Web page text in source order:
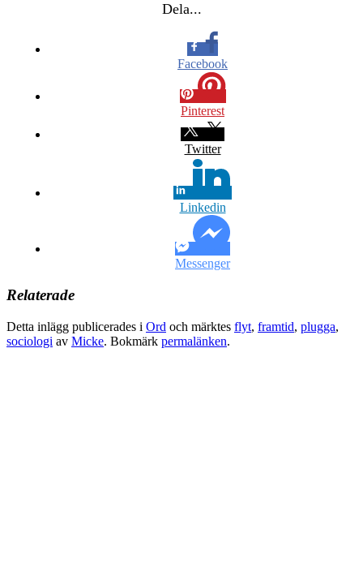
Dela...
Facebook
Pinterest
Twitter
Linkedin
Messenger
Relaterade
Detta inlägg publicerades i Ord och märktes flyt, framtid, plugga,
sociologi av Micke. Bokmärk permalänken.